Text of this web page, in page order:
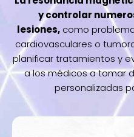
y controlar
lesiones, como
cardiovasculares o
planificar tratamientos y
a los médicos a tomar
personalizadas